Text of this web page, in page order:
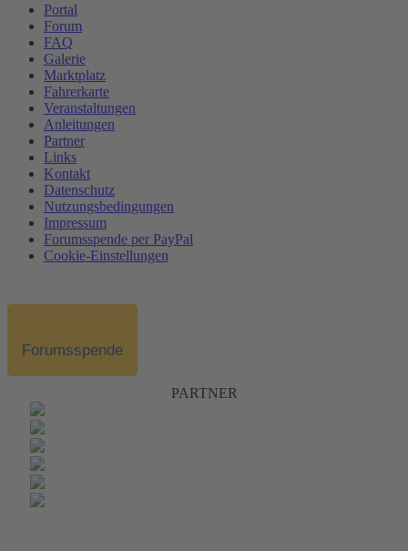
Portal
Forum
FAQ
Galerie
Marktplatz
Fahrerkarte
Veranstaltungen
Anleitungen
Partner
Links
Kontakt
Datenschutz
Nutzungsbedingungen
Impressum
Forumsspende per PayPal
Cookie-Einstellungen
Forumsspende
PARTNER